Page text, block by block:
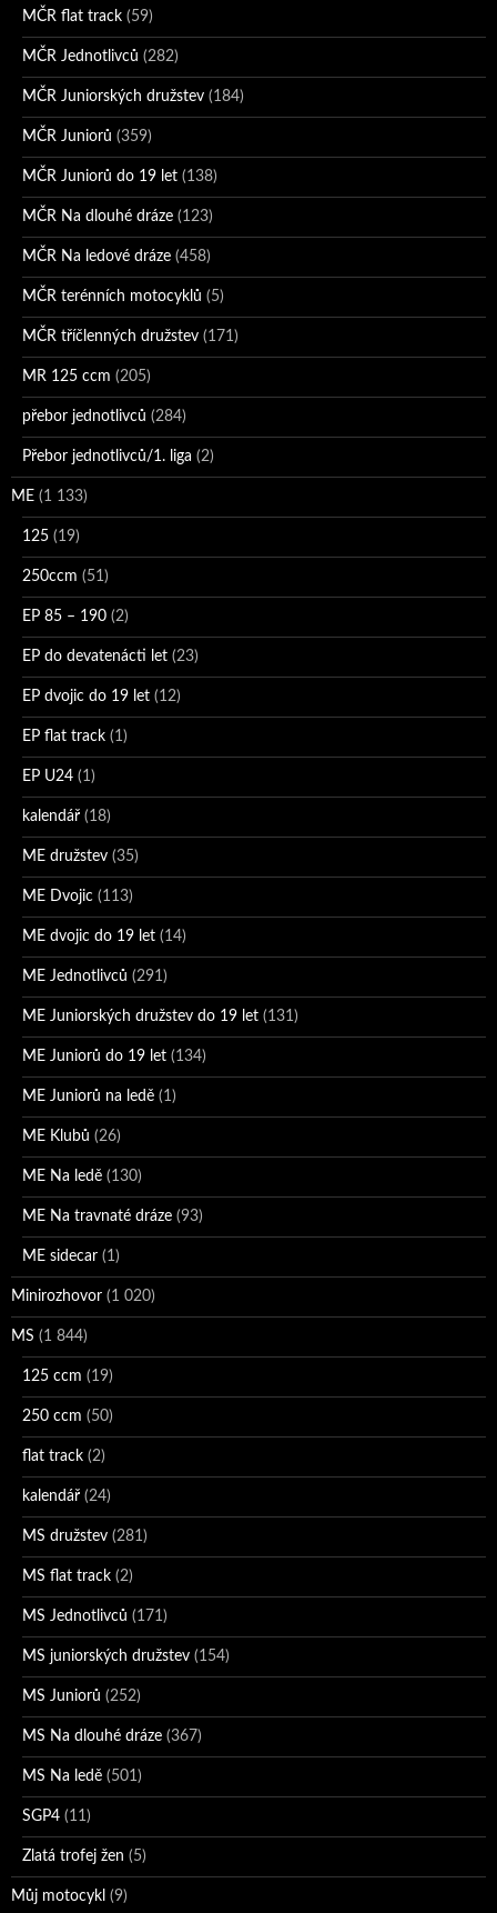
MČR flat track (59)
MČR Jednotlivců (282)
MČR Juniorských družstev (184)
MČR Juniorů (359)
MČR Juniorů do 19 let (138)
MČR Na dlouhé dráze (123)
MČR Na ledové dráze (458)
MČR terénních motocyklů (5)
MČR tříčlenných družstev (171)
MR 125 ccm (205)
přebor jednotlivců (284)
Přebor jednotlivců/1. liga (2)
ME (1 133)
125 (19)
250ccm (51)
EP 85 – 190 (2)
EP do devatenácti let (23)
EP dvojic do 19 let (12)
EP flat track (1)
EP U24 (1)
kalendář (18)
ME družstev (35)
ME Dvojic (113)
ME dvojic do 19 let (14)
ME Jednotlivců (291)
ME Juniorských družstev do 19 let (131)
ME Juniorů do 19 let (134)
ME Juniorů na ledě (1)
ME Klubů (26)
ME Na ledě (130)
ME Na travnaté dráze (93)
ME sidecar (1)
Minirozhovor (1 020)
MS (1 844)
125 ccm (19)
250 ccm (50)
flat track (2)
kalendář (24)
MS družstev (281)
MS flat track (2)
MS Jednotlivců (171)
MS juniorských družstev (154)
MS Juniorů (252)
MS Na dlouhé dráze (367)
MS Na ledě (501)
SGP4 (11)
Zlatá trofej žen (5)
Můj motocykl (9)